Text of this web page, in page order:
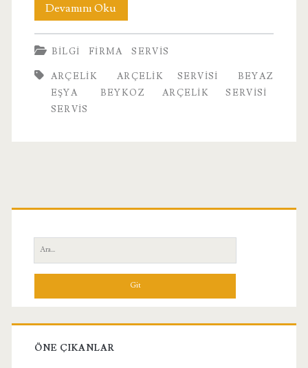
Devamını OkuBeykoz
Arçelik
Servisi
BILGI FIRMA SERVIS
ARÇELIK ARÇELIK SERVISI
BEYAZ
EŞYA
BEYKOZ ARÇELIK SERVISI
SERVIS
Birincil
Yan
Menü
Ara:
ÖNE ÇIKANLAR